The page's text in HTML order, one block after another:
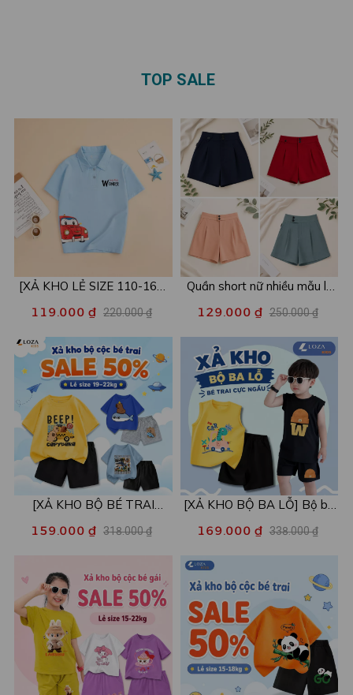
[XẢ KHO LẺ SIZE 110-160]
mẫu - Áo trẻ em từ 15-42kg
- Loza Kids XPL001
119.000 ₫ 220.000 ₫
Quần short nữ nhiều mẫu lẻ
còn 99k/c - Loza XA016
129.000 ₫ 250.000 ₫
[XẢ KHO BỘ BÉ TRAI
nhiều mẫu - Quần áo bé trai
XB003
159.000 ₫ 318.000 ₫
[XẢ KHO BỘ BA LỖ] Bộ ba
size từ 15-40kg - Quần áo
bé trai - Loza Kids XABL01
169.000 ₫ 338.000 ₫
TOP SALE